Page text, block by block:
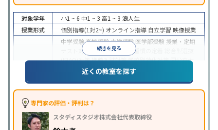
続きを見る
対象学年 小1 ~ 6 中1 ~ 3 高1 ~ 3 浪人生
授業形式
個別指導(1対2~) オンライン指導 自立学習 映像授業
中学受験高校受験大学受験 医学部受験 授業・定期
テスト対策
内申点対策 学習習慣の定着
(旧AO)対策推薦入試対策学校別特化対策国公立大
私大対策共通テスト対策
英語・英会話特化
特徴
中高一貫校生に対応
の振替可能 不登校生に対応
を利用オンライン対応1科目から受講可能
習のみの受講可
近くの教室を探す
専門家の評価・評判は？
スタディスタジオ株式会社代表取締役